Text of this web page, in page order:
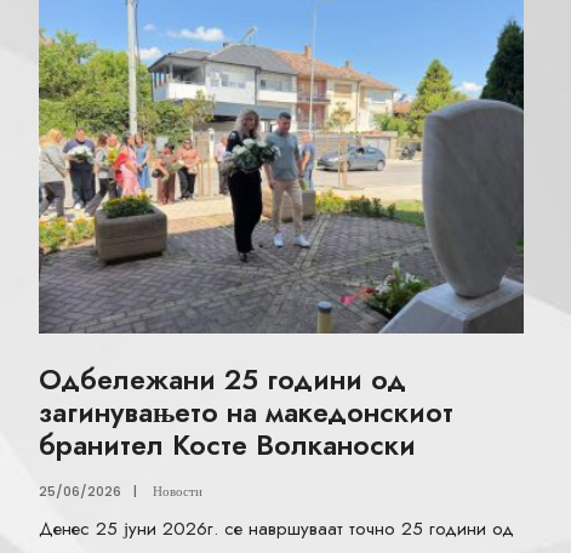
Одбележани 25 години од
загинувањето на македонскиот
бранител Косте Волканоски
25/06/2026 | Новости
Денес 25 јуни 2026г. се навршуваат точно 25 години од